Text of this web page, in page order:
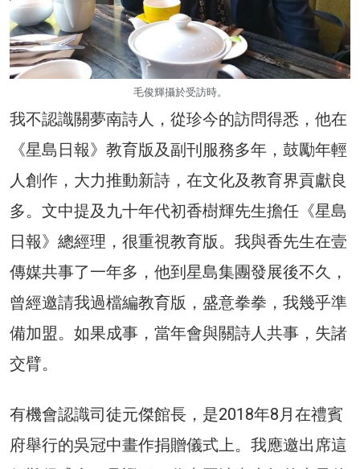
毛俊輝攝於受訪時。
我不認識關夢南詩人，從珍今的訪問得悉，他在
《星島日報》教育版及副刊服務多年，鼓勵年輕
人創作，大力推動新詩，在文化及教育界貢獻良
多。文中提及九十年代初香樹輝先生擔任《星島
日報》總經理，很重視教育版。我與香先生在壹
傳媒共事了一年多，他到星島集團發展後不久，
曾經邀請我過檔編教育版，盛意拳拳，我幾乎準
備加盟。如果成事，當年會與關詩人共事，失諸
交臂。
有機會認識司徒元傑館長，是2018年8月在禮賓
府舉行的吳冠中畫作捐贈儀式上。我應邀出席這